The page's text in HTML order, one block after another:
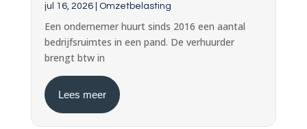
jul 16, 2026| Omzetbelasting
Een ondernemer huurt sinds 2016 een aantal
bedrijfsruimtes in een pand. De verhuurder
brengt btw in
Lees meer